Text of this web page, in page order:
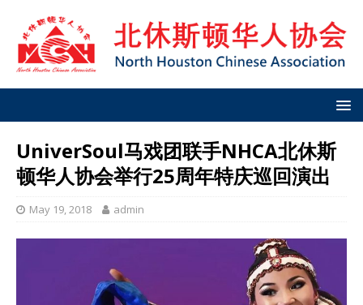
UniverSoul马戏团联手NHCA北休斯
顿华人协会举行25周年特庆巡回演出
May 19, 2018 admin